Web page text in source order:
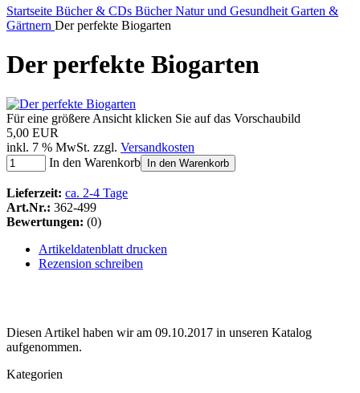
Startseite Bücher & CDs Bücher Natur und Gesundheit Garten &
Gärtnern Der perfekte Biogarten
Der perfekte Biogarten
Für eine größere Ansicht klicken Sie auf das Vorschaubild
5,00 EUR
inkl. 7 % MwSt. zzgl. Versandkosten
In den Warenkorb
In den Warenkorb
Lieferzeit: ca. 2-4 Tage
Art.Nr.: 362-499
Bewertungen: (0)
Artikeldatenblatt drucken
Rezension schreiben
Diesen Artikel haben wir am 09.10.2017 in unseren Katalog
aufgenommen.
Kategorien